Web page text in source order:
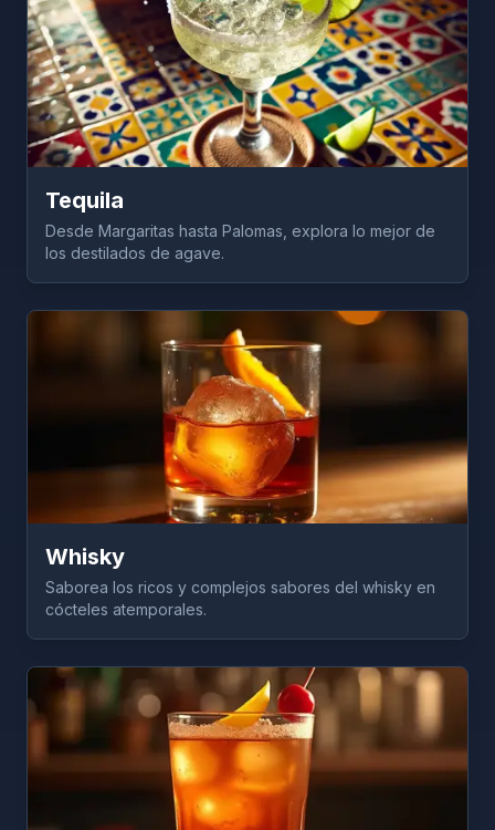
Tequila
Desde Margaritas hasta Palomas, explora lo mejor de
los destilados de agave.
Whisky
Saborea los ricos y complejos sabores del whisky en
cócteles atemporales.